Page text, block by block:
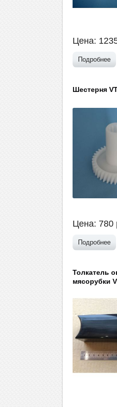
Цена:
Подробнее
Шестерня
Цена: 780
Подробнее
Толкатель
мясорубки